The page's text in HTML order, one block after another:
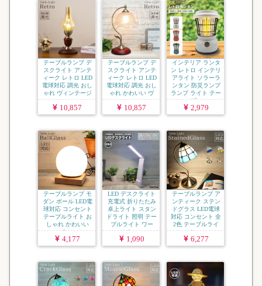
テーブルランプ デ
スクライト アンテ
ィーク レトロ LED
電球対応 調光 おし
ゃれ ヴィンテージ
...
10,857
テーブルランプ デ
スクライト アンテ
ィーク レトロ LED
電球対応 調光 おし
ゃれ かわいい ヴ
ィ...
10,857
インテリア ランタ
ン レトロ インテリ
アライト ソラーラ
ンタン 防災ランプ
ランプ ライト テー
ブ...
2,979
テーブルランプ モ
ダン ボール LED電
球対応 コンセント
テーブルライト お
しゃれ かわいい
L...
4,177
LED デスクライト
充電式 折りたたみ
卓上ライト スタン
ドライト 照明 テー
ブルライト ワー
ク...
1,090
テーブルランプ ア
ンティーク ステン
ドグラス LED電球
対応 コンセント 全
2色 テーブルライ
ト ...
6,277